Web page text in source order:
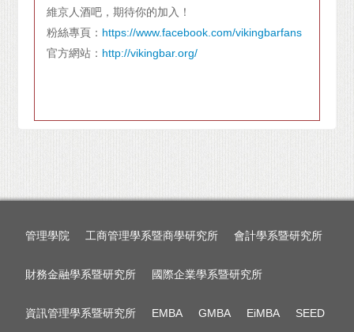
維京人酒吧，期待你的加入！
粉絲專頁： https://www.facebook.com/vikingbarfans
官方網站： http://vikingbar.org/
管理學院 工商管理學系暨商學研究所 會計學系暨研究所
財務金融學系暨研究所 國際企業學系暨研究所
資訊管理學系暨研究所 EMBA GMBA EiMBA SEED